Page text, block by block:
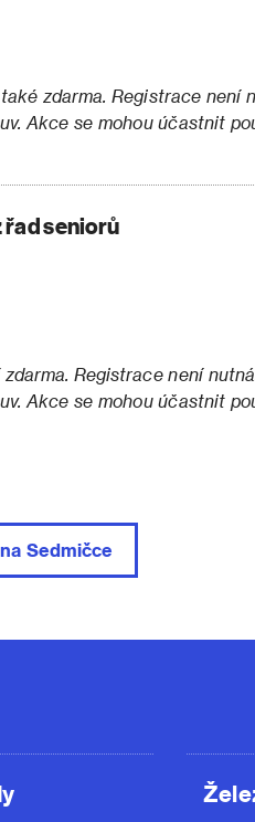
zdarma. Registrace není
Akce se mohou účastnit
řad seniorů
Registrace není
Akce se mohou účastnit
Sedmičce